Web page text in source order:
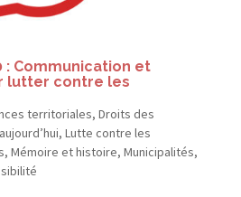
: Communication et
lutter contre les
territoriales, Droits des
, Lutte contre les
, Mémoire et histoire, Municipalités,